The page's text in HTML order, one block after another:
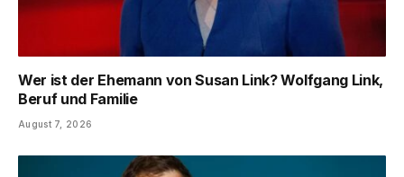
Wer ist der Ehemann von Susan Link? Wolfgang Link,
Beruf und Familie
August 7, 2026